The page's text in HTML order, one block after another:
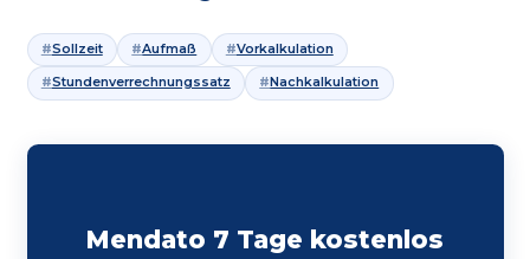
Sollzeit Aufmaß Vorkalkulation
Stundenverrechnungssatz Nachkalkulation
Mendato 7 Tage kostenlos